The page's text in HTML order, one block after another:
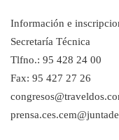
Información e
Secretaría Técnica
Tlfno.: 95 428 24 00
Fax: 95 427 27 26